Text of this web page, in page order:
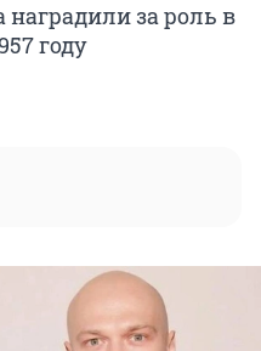
за роль в
году